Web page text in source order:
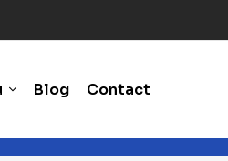
Blog Contact